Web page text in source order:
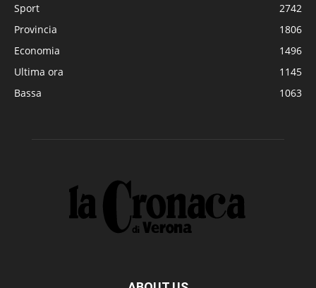
Sport
2742
Provincia
1806
Economia
1496
Ultima ora
1145
Bassa
1063